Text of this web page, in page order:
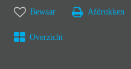
Bewaar Afdrukken
Overzicht